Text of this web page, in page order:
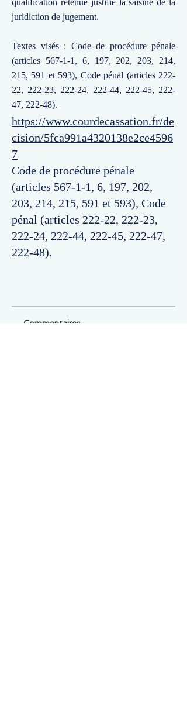
qualification retenue justifie la saisine de la
juridiction de jugement.
Textes visés : Code de procédure pénale
(articles 567-1-1, 6, 197, 202, 203, 214,
215, 591 et 593), Code pénal (articles 222-
22, 222-23, 222-24, 222-44, 222-45, 222-
47, 222-48).
https://www.courdecassation.fr/de
cision/5fca991a4320138e2ce4596
7
Code de procédure pénale
(articles 567-1-1, 6, 197, 202,
203, 214, 215, 591 et 593), Code
pénal (articles 222-22, 222-23,
222-24, 222-44, 222-45, 222-47,
222-48).
Commentaires